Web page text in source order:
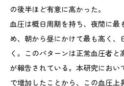
の後半ほど有意に高かった。
血圧は概日周期を持ち、夜間に
め、朝から昼にかけて最も高く、
く。このパターンは正常血圧者と
が報告されている。本研究にお
で増加したことから、この血圧